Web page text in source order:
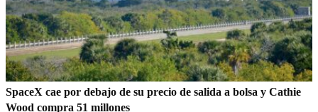
SpaceX cae por debajo de su precio de salida a bolsa y Cathie
Wood compra 51 millones